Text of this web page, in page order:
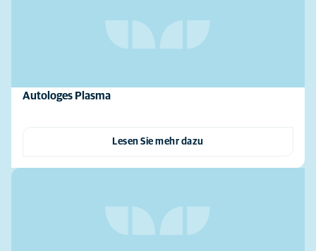
Autologes Plasma
Lesen Sie mehr dazu